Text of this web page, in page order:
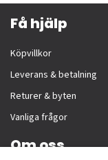
Få hjälp
Köpvillkor
Leverans & betalning
Returer & byten
Vanliga frågor
Om oss